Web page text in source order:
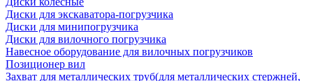
Диски для экскаватора-погрузчика
Диски для минипогрузчика
Диски для вилочного погрузчика
Навесное оборудование для вилочных погрузчиков
Позиционер вил
Захват для металлических труб(для металлических стержней,